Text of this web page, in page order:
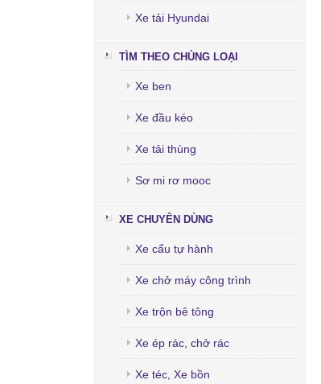
Xe tải Hyundai
TÌM THEO CHỦNG LOẠI
Xe ben
Xe đầu kéo
Xe tải thùng
Sơ mi rơ mooc
XE CHUYÊN DÙNG
Xe cẩu tự hành
Xe chở máy công trình
Xe trộn bê tông
Xe ép rác, chở rác
Xe téc, Xe bồn